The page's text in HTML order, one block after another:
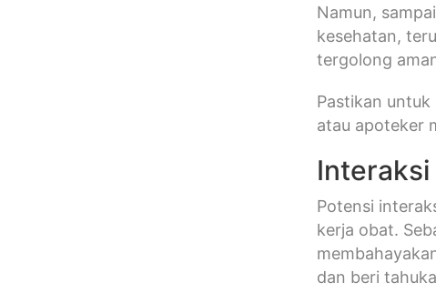
Namun,
kesehatan,
tergolong
Pastikan
atau apoteker
Potensi
kerja obat.
dan beri